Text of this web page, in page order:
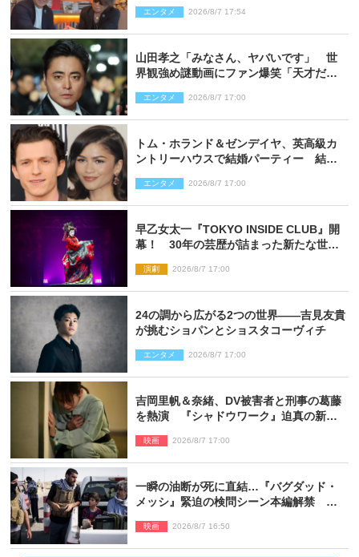
エンタメ 2026/8/7 17:54
山田孝之「みなさん、ヤバいです」 世
界観強め謎動画にファン爆笑「天才だ
エンタメ 2026/8/7 17:00
トム・ホランド＆ゼンデイヤ、英高級カ
ントリーハウスで結婚パーティー 結婚
エンタメ 2026/8/7 17:00
早乙女太一『TOKYO INSIDE CLUB』開
幕！ 30年の芸歴が詰まった新たな世界
演劇 2026/8/7 17:00
24の調から広がる2つの世界――吉見友貴
が挑むショパンとショスタコーヴィチ
エンタメ 2026/8/7 17:00
吉岡里帆＆奈緒、DV被害者と刑事の葛藤
を熱演 『シャドウワーク』迫真の新場
映画 2026/8/7 17:00
一瞬の油断が死に直結…『バグダッド・
メッシ』緊迫の検問シーン本編解禁 監
映画 2026/8/7 16:50